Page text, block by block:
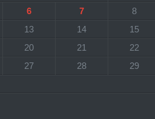
6 7 8
13 14 15
20 21 22
27 28 29